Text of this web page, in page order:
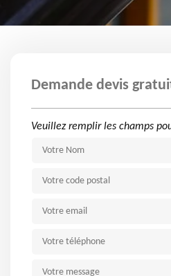
Demande devis
Veuillez remplir les champs